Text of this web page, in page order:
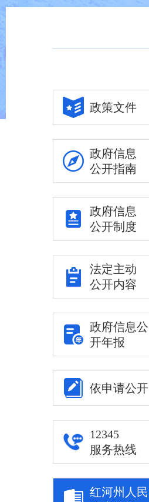
政策文件
政府信息
公开指南
政府信息
公开制度
法定主动
公开内容
政府信息公
开年报
依申请公开
12345
服务热线
红河州人民